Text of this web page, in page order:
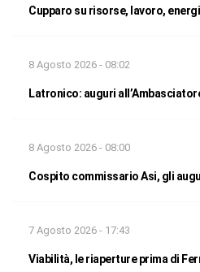
Cupparo su risorse, lavoro,
8 Agosto 2026 - 08:02
Latronico: auguri
8 Agosto 2026 - 08:00
Cospito commissario Asi, gli
7 Agosto 2026 - 17:43
Viabilità, le riaperture prima di